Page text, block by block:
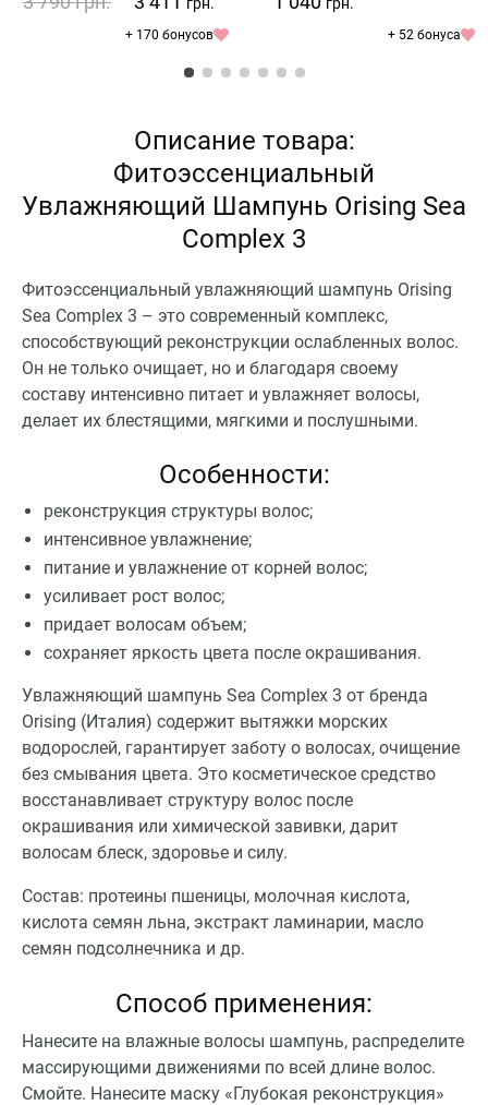
+ 170 бонусов + 52 бонуса
Описание товара:
Фитоэссенциальный
Увлажняющий Шампунь Orising Sea
Complex 3
Фитоэссенциальный увлажняющий шампунь Orising
Sea Complex 3 – это современный комплекс,
способствующий реконструкции ослабленных волос.
Он не только очищает, но и благодаря своему
составу интенсивно питает и увлажняет волосы,
делает их блестящими, мягкими и послушными.
Особенности:
реконструкция структуры волос;
интенсивное увлажнение;
питание и увлажнение от корней волос;
усиливает рост волос;
придает волосам объем;
сохраняет яркость цвета после окрашивания.
Увлажняющий шампунь Sea Complex 3 от бренда
Orising (Италия) содержит вытяжки морских
водорослей, гарантирует заботу о волосах, очищение
без смывания цвета. Это косметическое средство
восстанавливает структуру волос после
окрашивания или химической завивки, дарит
волосам блеск, здоровье и силу.
Состав: протеины пшеницы, молочная кислота,
кислота семян льна, экстракт ламинарии, масло
семян подсолнечника и др.
Способ применения:
Нанесите на влажные волосы шампунь, распределите
массирующими движениями по всей длине волос.
Смойте. Нанесите маску «Глубокая реконструкция»